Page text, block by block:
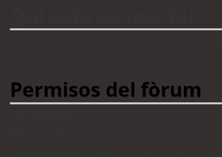
Permisos del fòrum